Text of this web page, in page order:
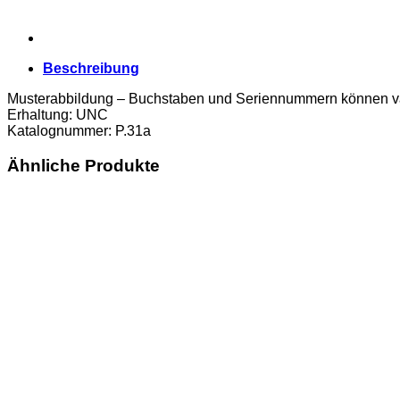
Beschreibung
Musterabbildung – Buchstaben und Seriennummern können
Erhaltung: UNC
Katalognummer: P.31a
Ähnliche Produkte